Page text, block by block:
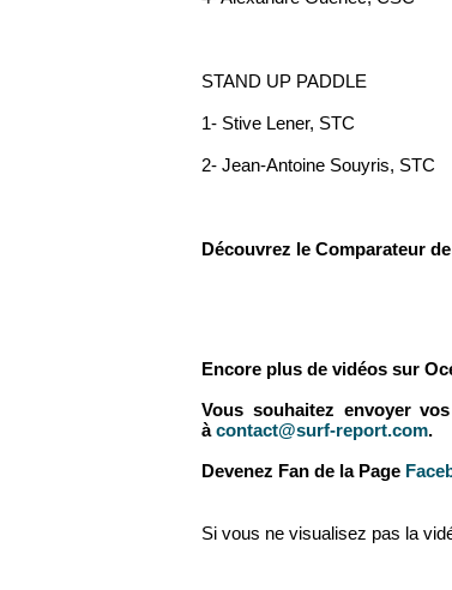
STAND UP PADDLE
1- Stive Lener, STC
2- Jean-Antoine Souyris, STC
Découvrez le Comparateur
Encore plus de vidéos sur
Vous souhaitez envoyer
à contact@surf-report.com.
Devenez Fan de la Page
Si vous ne visualisez pas la